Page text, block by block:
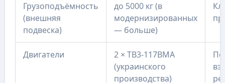
Грузоподъёмность
(внешняя
подвеска)
до 5000 кг (в
модернизированных
— больше)
Двигатели
2 × ТВ3-117ВМА
(украинского
производства)
По